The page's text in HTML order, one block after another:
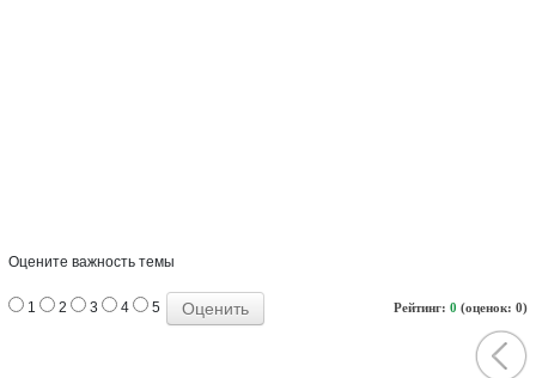
Оцените важность темы
Рейтинг: 0 (оценок: 0)
1 2 3 4 5